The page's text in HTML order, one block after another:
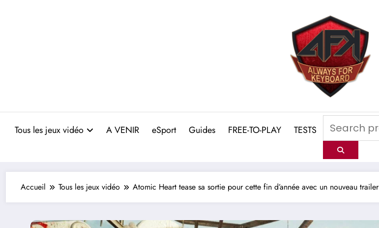
Tous les jeux vidéo A VENIR eSport Guides FREE-TO-PLAY TESTS
Accueil Tous les jeux vidéo Atomic Heart tease sa sortie pour cette fin d’année avec un nouveau trailer